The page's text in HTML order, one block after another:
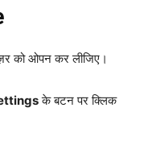
को ओपन कर लीजिए।
के बटन पर क्लिक